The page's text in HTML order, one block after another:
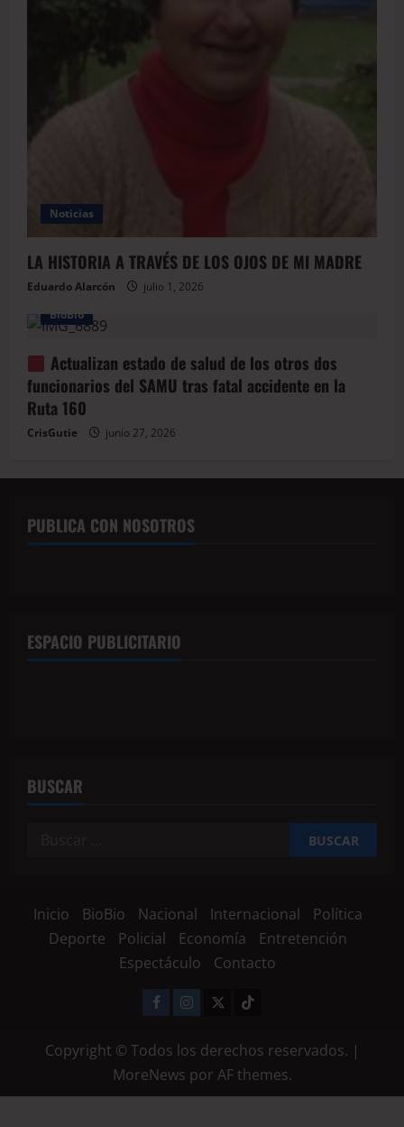
Noticias
LA HISTORIA A TRAVÉS DE LOS OJOS DE MI MADRE
Eduardo Alarcón
julio 1, 2026
BioBio
Actualizan estado de salud de los otros dos
funcionarios del SAMU tras fatal accidente en la
Ruta 160
CrisGutie junio 27, 2026
PUBLICA CON NOSOTROS
ESPACIO PUBLICITARIO
BUSCAR
Inicio BioBio Nacional Internacional
Política
Deporte
Policial Economía
Entretención
Espectáculo
Contacto
Copyright © Todos los derechos reservados. |
MoreNews por AF themes.